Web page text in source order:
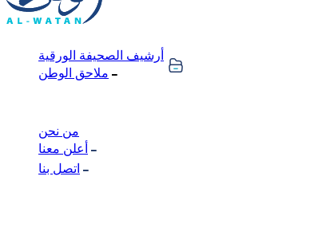
أرشيف الصحيفة الورقية
ملاحق الوطن
من نحن
أعلن معنا
اتصل بنا